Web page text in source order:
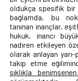
oldukça spesifik bir
bağlamda, bu
tanınan inançlar,
hukuk, inancı
nadiren etkileyen
olarak anlayan
takip etme
sıklıkla